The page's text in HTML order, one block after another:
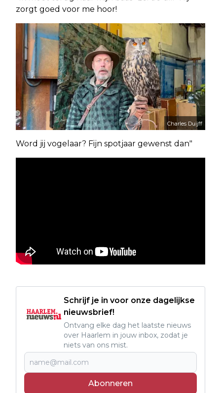
zorgt goed voor me hoor!
Charles Duijff
Word jij vogelaar? Fijn spotjaar gewenst dan"
Schrijf je in voor onze dagelijkse
nieuwsbrief!
Ontvang elke dag het laatste nieuws
over Haarlem in jouw inbox, zodat je
niets van ons mist.
Abonneren